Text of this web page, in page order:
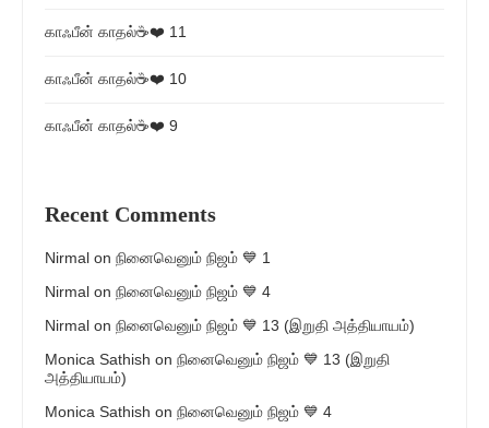
காஃபீன் காதல்☕❤️ 11
காஃபீன் காதல்☕❤️ 10
காஃபீன் காதல்☕❤️ 9
Recent Comments
Nirmal on நினைவெனும் நிஜம் 💙 1
Nirmal on நினைவெனும் நிஜம் 💙 4
Nirmal on நினைவெனும் நிஜம் 💙 13 (இறுதி அத்தியாயம்)
Monica Sathish on நினைவெனும் நிஜம் 💙 13 (இறுதி
அத்தியாயம்)
Monica Sathish on நினைவெனும் நிஜம் 💙 4